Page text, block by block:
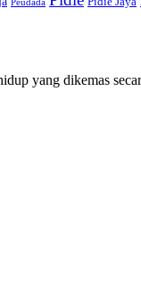
Peudada
yang dikemas